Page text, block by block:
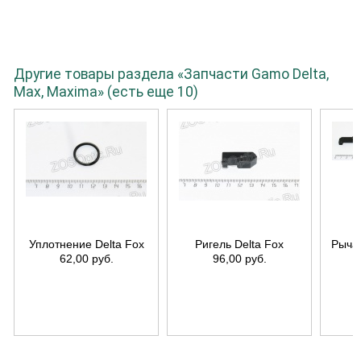
Другие товары раздела «Запчасти Gamo Delta,
Max, Maxima» (есть еще 10)
Уплотнение Delta Fox
62,00 руб.
Ригель Delta Fox
96,00 руб.